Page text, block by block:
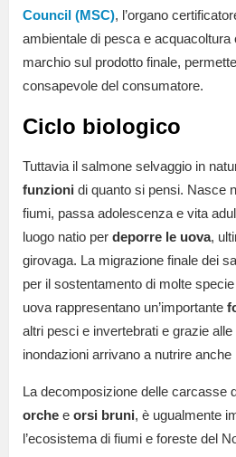
Council (MSC), l’organo
ambientale di pesca e acquacoltura
marchio sul prodotto finale,
consapevole del consumatore.
Ciclo biologico
Tuttavia il salmone selvaggio in
funzioni di quanto si pensi. Nasce
fiumi, passa adolescenza e vita
luogo natio per deporre le uova,
girovaga. La migrazione finale dei
per il sostentamento di molte
uova rappresentano un’importante
altri pesci e invertebrati e grazie
inondazioni arrivano a nutrire anche
La decomposizione delle carcasse
orche e orsi bruni, è ugualmente
l’ecosistema di fiumi e foreste del